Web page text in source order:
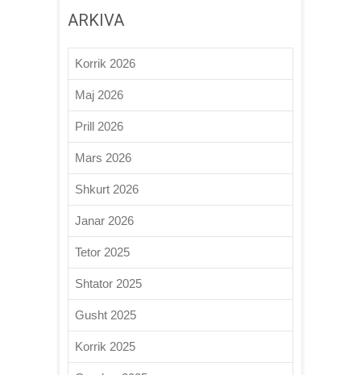
ARKIVA
Korrik 2026
Maj 2026
Prill 2026
Mars 2026
Shkurt 2026
Janar 2026
Tetor 2025
Shtator 2025
Gusht 2025
Korrik 2025